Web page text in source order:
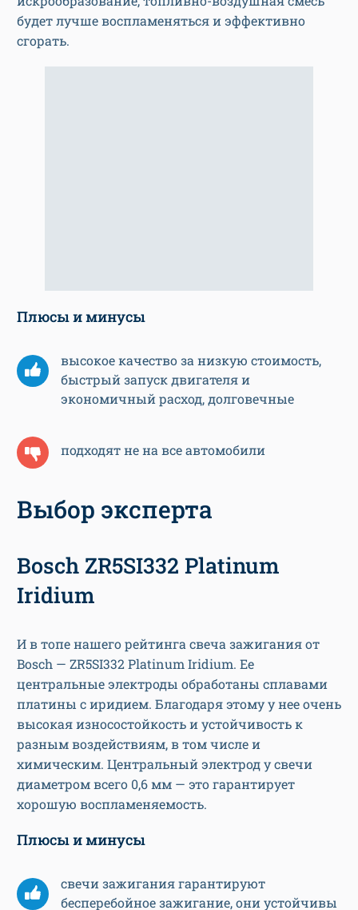
будет лучше воспламеняться и эффективно
сгорать.
Плюсы и минусы
высокое качество за низкую стоимость,
быстрый запуск двигателя и
экономичный расход, долговечные
подходят не на все автомобили
Выбор эксперта
Bosch ZR5SI332 Platinum
Iridium
И в топе нашего рейтинга свеча зажигания от
Bosch — ZR5SI332 Platinum Iridium. Ее
центральные электроды обработаны сплавами
платины с иридием. Благодаря этому у нее очень
высокая износостойкость и устойчивость к
разным воздействиям, в том числе и
химическим. Центральный электрод у свечи
диаметром всего 0,6 мм — это гарантирует
хорошую воспламеняемость.
Плюсы и минусы
свечи зажигания гарантируют
бесперебойное зажигание, они устойчивы